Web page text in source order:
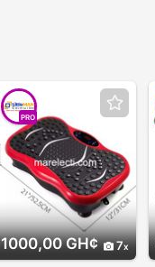
1000,00 GH¢ 7
PRO